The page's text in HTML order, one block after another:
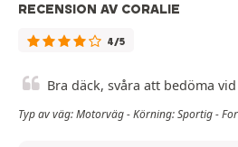
RECENSION AV CORALIE
4/5
Bra däck, svåra att bedöma
Typ av väg: Motorväg - Körning: Sportig -